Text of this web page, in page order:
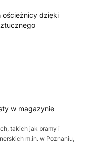
ościeżnicy dzięki
w magazynie
takich jak bramy i
m.in. w Poznaniu,